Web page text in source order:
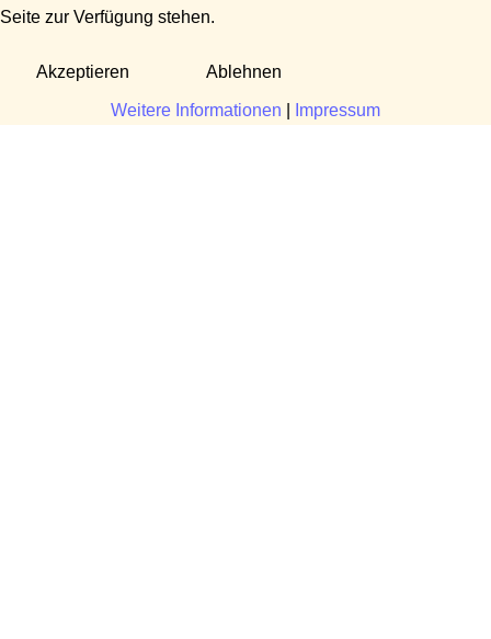
Seite zur Verfügung stehen.
Akzeptieren Ablehnen
Weitere Informationen Impressum